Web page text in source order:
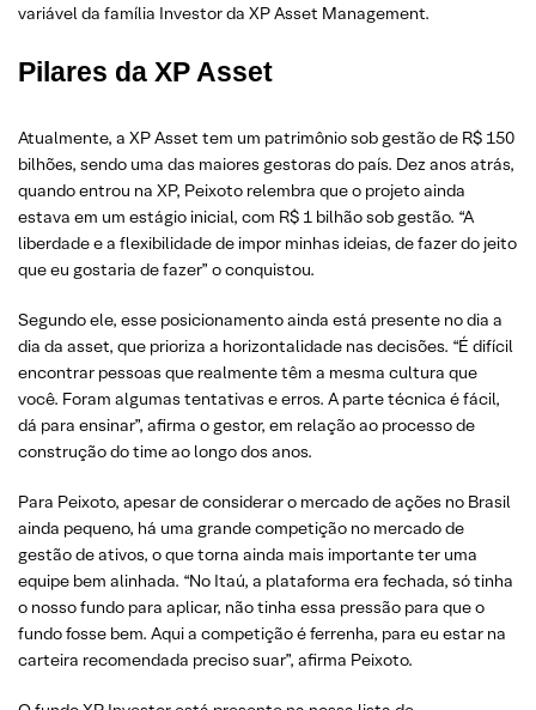
variável da família Investor da XP Asset Management.
Pilares da XP Asset
Atualmente, a XP Asset tem um patrimônio sob gestão de R$ 150
bilhões, sendo uma das maiores gestoras do país. Dez anos atrás,
quando entrou na XP, Peixoto relembra que o projeto ainda
estava em um estágio inicial, com R$ 1 bilhão sob gestão. “A
liberdade e a flexibilidade de impor minhas ideias, de fazer do jeito
que eu gostaria de fazer” o conquistou.
Segundo ele, esse posicionamento ainda está presente no dia a
dia da asset, que prioriza a horizontalidade nas decisões. “É difícil
encontrar pessoas que realmente têm a mesma cultura que
você. Foram algumas tentativas e erros. A parte técnica é fácil,
dá para ensinar”, afirma o gestor, em relação ao processo de
construção do time ao longo dos anos.
Para Peixoto, apesar de considerar o mercado de ações no Brasil
ainda pequeno, há uma grande competição no mercado de
gestão de ativos, o que torna ainda mais importante ter uma
equipe bem alinhada. “No Itaú, a plataforma era fechada, só tinha
o nosso fundo para aplicar, não tinha essa pressão para que o
fundo fosse bem. Aqui a competição é ferrenha, para eu estar na
carteira recomendada preciso suar”, afirma Peixoto.